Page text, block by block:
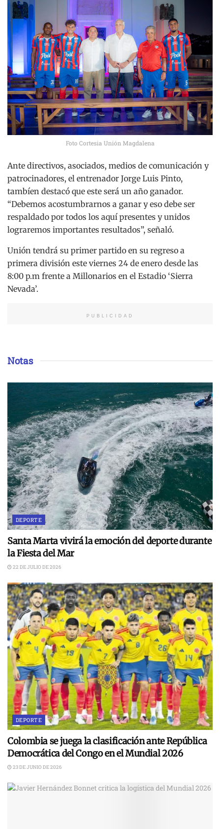
Foto Cortesia Unión Magdalena
Ante directivos, asociados, medios de comunicación y
patrocinadores, el entrenador Jorge Luis Pinto,
tambíen destacó que este será un año ganador.
“Debemos acostumbrarnos a ganar y eso debe ser
respaldado por todos los aquí presentes y unidos
lograremos importantes resultados”, señaló.
Unión tendrá su primer partido en su regreso a
primera división este viernes 24 de enero desde las
8:00 p.m frente a Millonarios en el Estadio ‘Sierra
Nevada’.
PUBLICIDAD
Notas
DEPORTE
Santa Marta vivirá la emoción del deporte durante
la Fiesta del Mar
22 DE JULIO DE 2026
DEPORTE
Colombia se juega la clasificación ante República
Democrática del Congo en el Mundial 2026
23 DE JUNIO DE 2026